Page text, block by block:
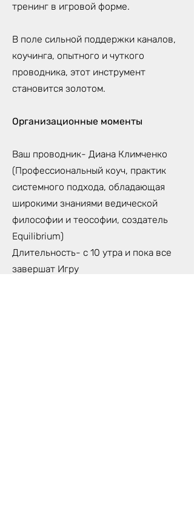
тренинг в игровой форме.
В поле сильной поддержки каналов,
коучинга, опытного и чуткого
проводника, этот инструмент
становится золотом.
Организационные моменты
Ваш проводник- Диана Климченко
(Профессиональный коуч, практик
системного подхода, обладающая
широкими знаниями ведической
философии и теософии, создатель
Equilibrium)
Длительность- с 10 утра и пока все
завершат Игру